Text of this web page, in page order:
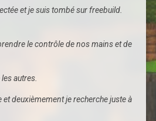
et je suis tombé sur freebuild.
le contrôle de nos mains et de
autres.
deuxièmement je recherche juste à